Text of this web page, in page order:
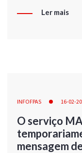
Ler mais
INFOFPAS 16-02-
O serviço
mensagem